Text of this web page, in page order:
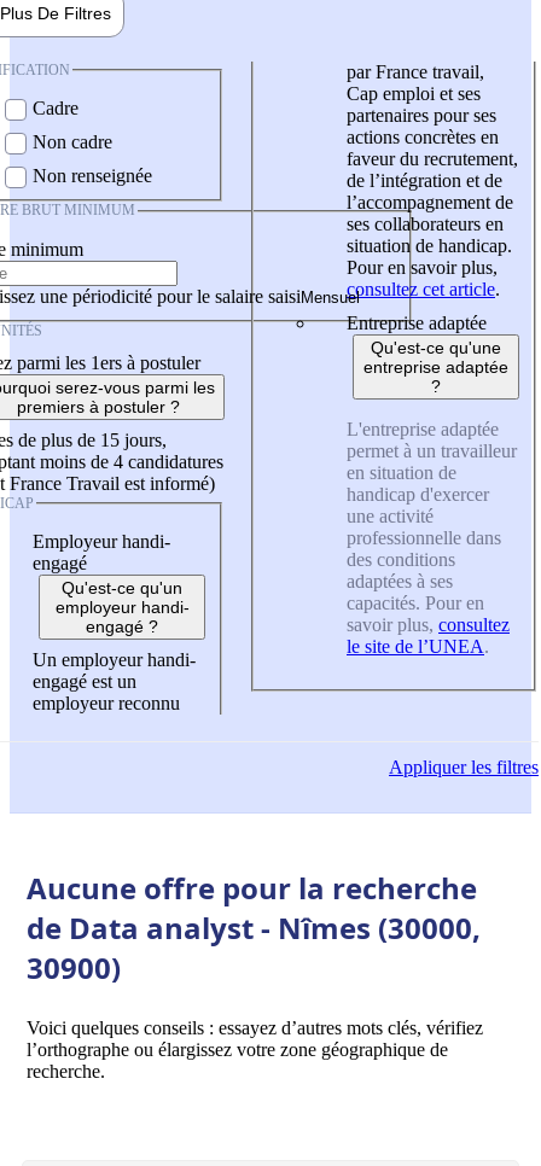
Plus De Filtres
Cadre
Non cadre
Non renseignée
BRUT MINIMUM
minimum
une périodicité pour le salaire saisi
parmi les 1ers à postuler
serez-vous parmi les
premiers à postuler ?
de plus de 15 jours,
moins de 4 candidatures
France Travail est informé)
Employeur handi-
engagé
Qu'est-ce qu'un
employeur handi-
engagé ?
Un employeur handi-
engagé est un
employeur reconnu
par France travail,
Cap emploi et ses
partenaires pour ses
actions concrètes en
faveur du recrutement,
de l’intégration et de
l’accompagnement de
ses collaborateurs en
situation de handicap.
Pour en savoir plus,
consultez cet article.
Entreprise adaptée
Qu'est-ce qu'une
entreprise adaptée
?
L'entreprise adaptée
permet à un travailleur
en situation de
handicap d'exercer
une activité
professionnelle dans
des conditions
adaptées à ses
capacités. Pour en
savoir plus, consultez
le site de l’UNEA.
Appliquerles filtres
Aucune offre pour la recherche
de Data analyst - Nîmes (30000,
30900)
Voici quelques conseils : essayez d’autres mots clés, vérifiez
l’orthographe ou élargissez votre zone géographique de
recherche.